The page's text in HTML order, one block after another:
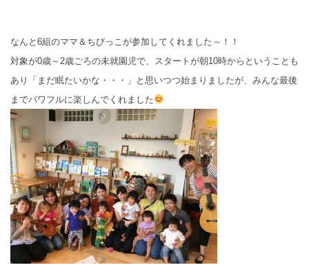
なんと6組のママ＆ちびっこが参加してくれました～！！
対象が0歳～2歳ごろの未就園児で、スタートが朝10時からということも
あり「まだ眠たいかな・・・」と思いつつ始まりましたが、みんな最後
までパワフルに楽しんでくれました